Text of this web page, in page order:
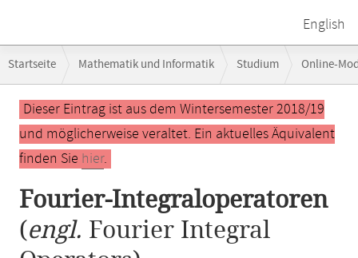
English
Navigation
Startseite Mathematik und Informatik Studium Online-
Hauptinhalt
Dieser Eintrag ist aus dem Wintersemester 2018/19
und möglicherweise veraltet. Ein aktuelles Äquivalent
finden Sie hier.
Fourier-Integraloperatoren
(engl. Fourier Integral